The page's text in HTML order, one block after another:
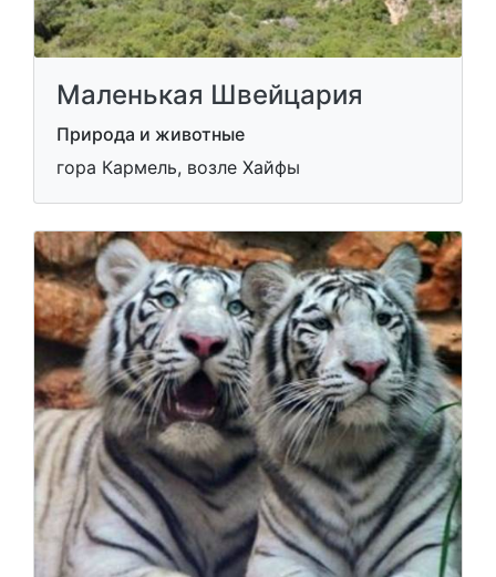
Маленькая Швейцария
Природа и животные
гора Кармель, возле Хайфы